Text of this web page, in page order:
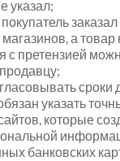
указал;
магазинов, а
с претензией
сроки
указать
которые
банковских